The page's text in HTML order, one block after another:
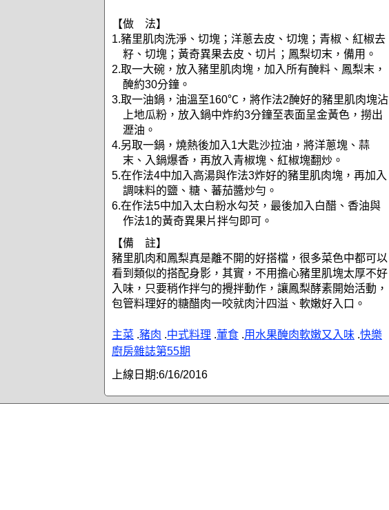
【做 法】
1.豬里肌肉洗淨、切塊；洋蔥去皮、切塊；青椒、紅椒去
籽、切塊；黃奇異果去皮、切片；鳳梨切末，備用。
2.取一大碗，放入豬里肌肉塊，加入所有醃料、鳳梨末，
醃約30分鐘。
3.取一油鍋，油溫至160℃，將作法2醃好的豬里肌肉塊沾
上地瓜粉，放入鍋中炸約3分鐘至表面呈金黃色，撈出
瀝油。
4.另取一鍋，燒熱後加入1大匙沙拉油，將洋蔥塊、蒜
末、入鍋爆香，再放入青椒塊、紅椒塊翻炒。
5.在作法4中加入高湯與作法3炸好的豬里肌肉塊，再加入
調味料的鹽、糖、蕃茄醬炒勻。
6.在作法5中加入太白粉水勾芡，最後加入白醋、香油與
作法1的黃奇異果片拌勻即可。
【備 註】
豬里肌肉和鳳梨真是離不開的好搭檔，很多菜色中都可以
看到類似的搭配身影，其實，不用擔心豬里肌塊太厚不好
入味，只要稍作拌勻的攪拌動作，讓鳳梨酵素開始活動，
包管料理好的糖醋肉一咬就肉汁四溢、軟嫩好入口。
主菜 .豬肉 .中式料理 .葷食 .用水果醃肉軟嫩又入味 .快樂
廚房雜誌第55期
上線日期:6/16/2016